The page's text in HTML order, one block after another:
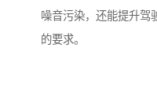
噪音污染，还能提升驾
的要求。